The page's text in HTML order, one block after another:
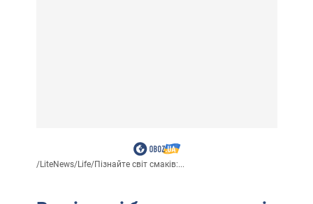
/LiteNews/Life/Пізнайте світ смаків:...